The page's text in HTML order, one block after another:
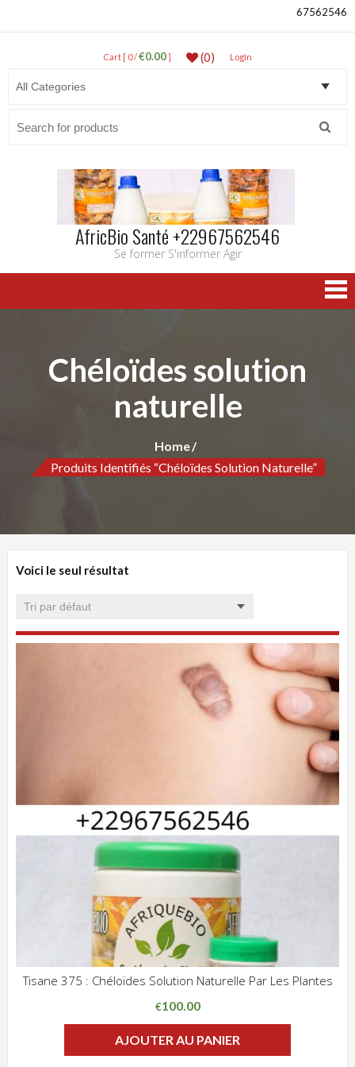
67562546
Cart [ 0 /€0.00] (0) LogIn
AfricBio Santé +22967562546
Se former S'informer Agir
Chéloïdes solution
naturelle
Home
Produits Identifiés “Chéloïdes Solution Naturelle”
Voici le seul résultat
Tisane 375 : Chéloïdes Solution Naturelle Par Les Plantes
€100.00
AJOUTER AU PANIER